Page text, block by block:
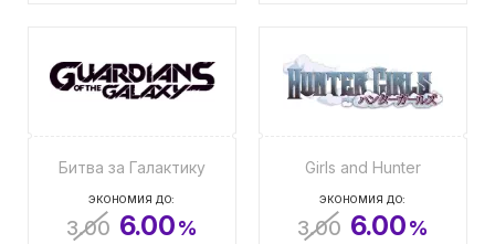
Битва за Галактику
ЭКОНОМИЯ ДО:
3.00 6.00%
Girls and Hunter
ЭКОНОМИЯ ДО:
3.00 6.00%